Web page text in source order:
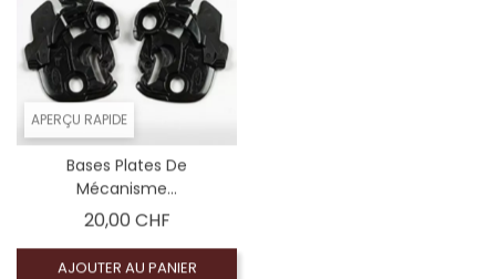
APERÇU RAPIDE
Bases Plates De
Mécanisme...
20,00 CHFPrix
AJOUTER AU PANIER